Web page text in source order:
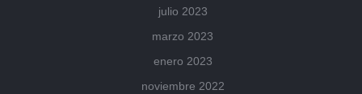
julio 2023
marzo 2023
enero 2023
noviembre 2022